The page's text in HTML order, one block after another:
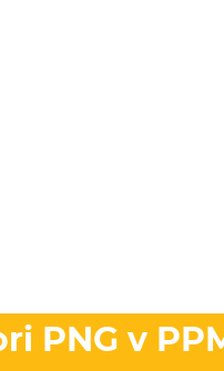
PNG v